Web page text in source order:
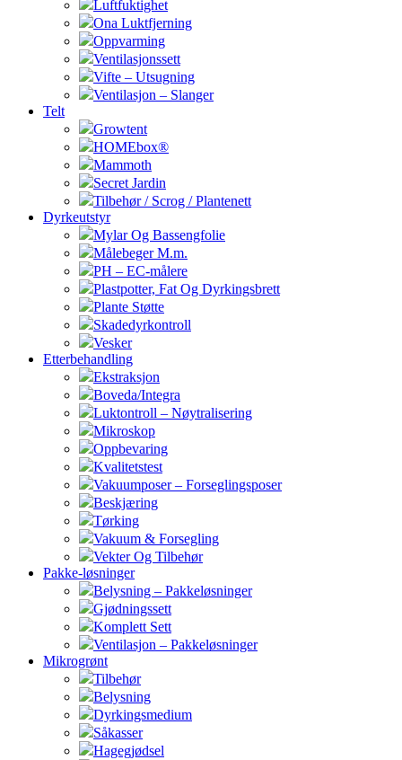
Luftfuktighet
Ona Luktfjerning
Oppvarming
Ventilasjonssett
Vifte – Utsugning
Ventilasjon – Slanger
Telt
Growtent
HOMEbox®
Mammoth
Secret Jardin
Tilbehør / Scrog / Plantenett
Dyrkeutstyr
Mylar Og Bassengfolie
Målebeger M.m.
PH – EC-målere
Plastpotter, Fat Og Dyrkingsbrett
Plante Støtte
Skadedyrkontroll
Vesker
Etterbehandling
Ekstraksjon
Boveda/Integra
Luktontroll – Nøytralisering
Mikroskop
Oppbevaring
Kvalitetstest
Vakuumposer – Forseglingsposer
Beskjæring
Tørking
Vakuum & Forsegling
Vekter Og Tilbehør
Pakke-løsninger
Belysning – Pakkeløsninger
Gjødningssett
Komplett Sett
Ventilasjon – Pakkeløsninger
Mikrogrønt
Tilbehør
Belysning
Dyrkingsmedium
Såkasser
Hagegjødsel